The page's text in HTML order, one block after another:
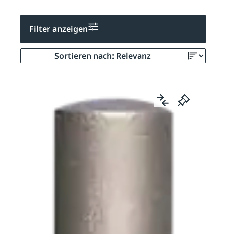
Filter anzeigen